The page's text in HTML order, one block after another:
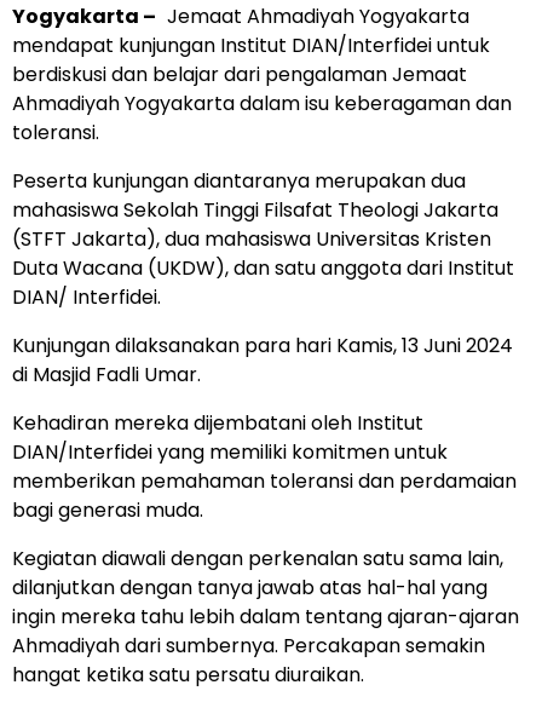
Yogyakarta – Jemaat Ahmadiyah Yogyakarta
mendapat kunjungan Institut DIAN/Interfidei untuk
berdiskusi dan belajar dari pengalaman Jemaat
Ahmadiyah Yogyakarta dalam isu keberagaman dan
toleransi.
Peserta kunjungan diantaranya merupakan dua
mahasiswa Sekolah Tinggi Filsafat Theologi Jakarta
(STFT Jakarta), dua mahasiswa Universitas Kristen
Duta Wacana (UKDW), dan satu anggota dari Institut
DIAN/ Interfidei.
Kunjungan dilaksanakan para hari Kamis, 13 Juni 2024
di Masjid Fadli Umar.
Kehadiran mereka dijembatani oleh Institut
DIAN/Interfidei yang memiliki komitmen untuk
memberikan pemahaman toleransi dan perdamaian
bagi generasi muda.
Kegiatan diawali dengan perkenalan satu sama lain,
dilanjutkan dengan tanya jawab atas hal-hal yang
ingin mereka tahu lebih dalam tentang ajaran-ajaran
Ahmadiyah dari sumbernya. Percakapan semakin
hangat ketika satu persatu diuraikan.